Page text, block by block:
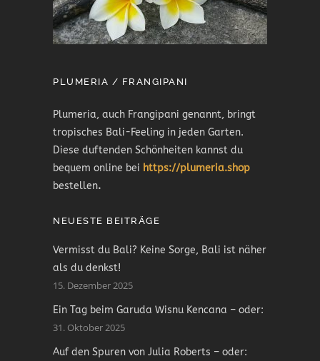
PLUMERIA / FRANGIPANI
Plumeria, auch Frangipani genannt, bringt
tropisches Bali-Feeling in jeden Garten.
Diese duftenden Schönheiten kannst du
bequem online bei https://plumeria.shop
bestellen.
NEUESTE BEITRÄGE
Vermisst du Bali? Keine Sorge, Bali ist näher
als du denkst!
15. Dezember 2025
Ein Tag beim Garuda Wisnu Kencana – oder:
31. Oktober 2025
Auf den Spuren von Julia Roberts – oder: